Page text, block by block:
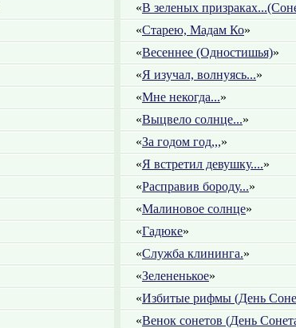
«В зеленых
«Старею, Мадам Ко»
«Весеннее (Одностишья)»
«Я изучал, волнуясь...»
«Мне некогда...»
«Выцвело солнце...»
«За годом год,,,»
«Я встретил девушку....»
«Расправив бороду...»
«Малиновое солнце»
«Гадюке»
«Служба клининга.»
«Зелененькое»
«Избитые рифмы (День
«Венок сонетов (День